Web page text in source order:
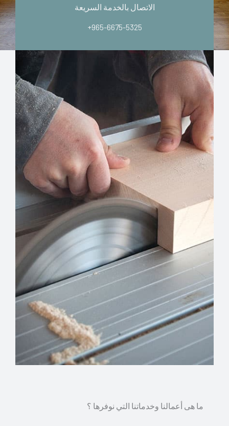
الاتصال بالخدمة السريعة
+965-6675-5325
ما هى أعمالنا وخدماتنا التي نوفرها ؟